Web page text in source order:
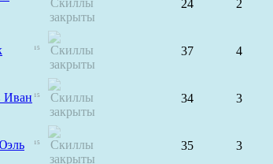
24 2
15 37 4
15
Иван 34 3
15 35 3